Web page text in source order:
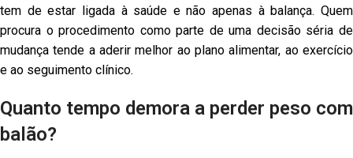
tem de estar ligada à saúde e não apenas à balança. Quem
procura o procedimento como parte de uma decisão séria de
mudança tende a aderir melhor ao plano alimentar, ao exercício
e ao seguimento clínico.
Quanto tempo demora a perder peso com
balão?